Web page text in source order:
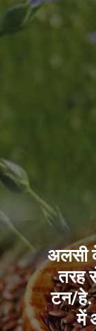
अलसी
तरह
टन/हे.
में